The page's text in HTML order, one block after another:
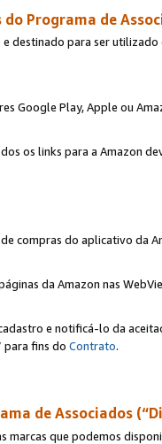
Programa de
e destinado para ser
Google Play, Apple ou
os links para a Amazon
compras do aplicativo da
da Amazon nas
e notificá-lo da
para fins do Contrato.
de Associados
marcas que podemos